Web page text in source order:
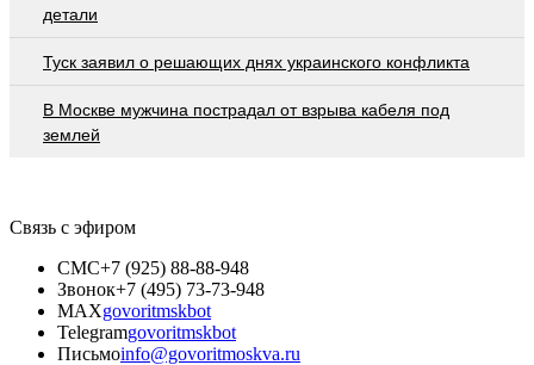
детали
Туск заявил о решающих днях украинского конфликта
В Москве мужчина пострадал от взрыва кабеля под
землей
Связь с эфиром
СМС+7 (925) 88-88-948
Звонок+7 (495) 73-73-948
MAXgovoritmskbot
Telegramgovoritmskbot
Письмоinfo@govoritmoskva.ru